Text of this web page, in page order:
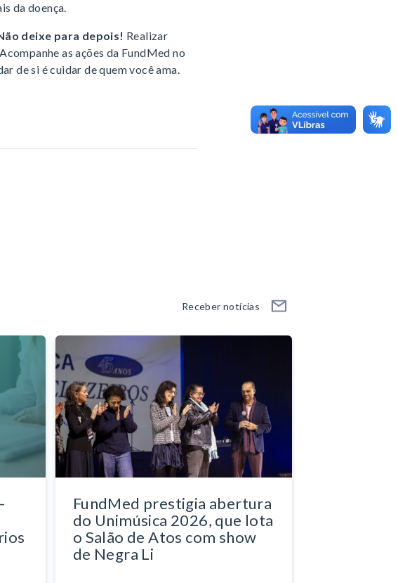
da doença.
deixe para depois! Realizar
as ações da FundMed no
de si é cuidar de quem você ama.
Receber notícias
FundMed prestigia abertura
do Unimúsica 2026, que lota
o Salão de Atos com show
de Negra Li